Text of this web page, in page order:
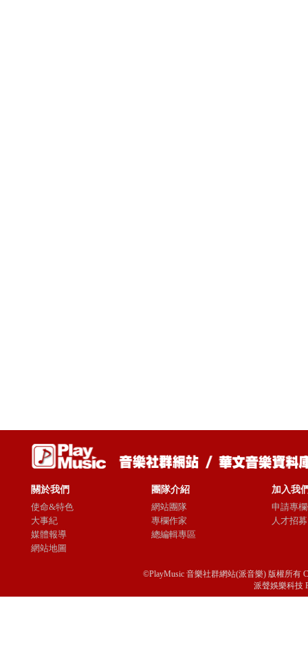
關於我們
使命&特色
大事紀
媒體報導
網站地圖
團隊介紹
網站團隊
專欄作家
總編輯專區
加入我
申請專
人才招募
©PlayMusic 音樂社群網站(派音樂) 版權所有
派聲娛樂科技